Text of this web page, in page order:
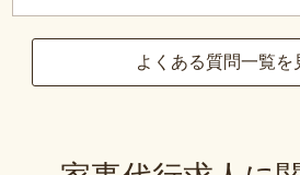
よくある質問一覧を